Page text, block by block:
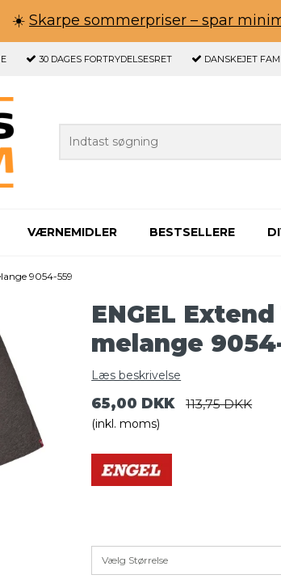
☀️ Skarpe sommerpriser – spar
30 DAGES FORTRYDELSESRET DANSKEJET
VÆRNEMIDLER BESTSELLERE
9054-559
ENGEL
melange
Læs beskrivelse
65,00 DKK 113,75 DKK
(inkl. moms)
Vælg Størrelse